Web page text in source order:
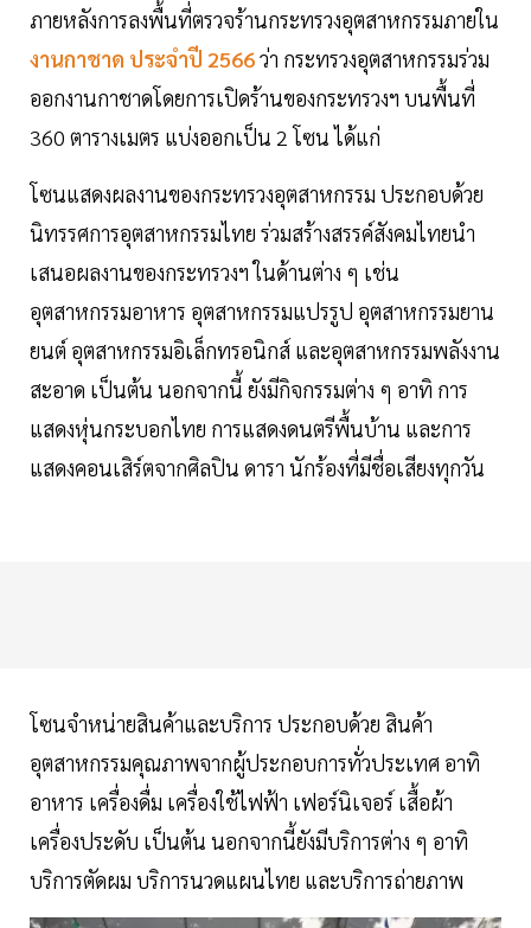
ภายหลังการลงพื้นที่ตรวจร้านกระทรวงอุตสาหกรรมภายใน
งานกาชาด ประจำปี 2566ว่า กระทรวงอุตสาหกรรมร่วม
ออกงานกาชาดโดยการเปิดร้านของกระทรวงฯ บนพื้นที่
360 ตารางเมตร แบ่งออกเป็น 2 โซน ได้แก่
โซนแสดงผลงานของกระทรวงอุตสาหกรรม ประกอบด้วย
นิทรรศการอุตสาหกรรมไทย ร่วมสร้างสรรค์สังคมไทยนำ
เสนอผลงานของกระทรวงฯ ในด้านต่าง ๆ เช่น
อุตสาหกรรมอาหาร อุตสาหกรรมแปรรูป อุตสาหกรรมยาน
ยนต์ อุตสาหกรรมอิเล็กทรอนิกส์ และอุตสาหกรรมพลังงาน
สะอาด เป็นต้น นอกจากนี้ ยังมีกิจกรรมต่าง ๆ อาทิ การ
แสดงหุ่นกระบอกไทย การแสดงดนตรีพื้นบ้าน และการ
แสดงคอนเสิร์ตจากศิลปิน ดารา นักร้องที่มีชื่อเสียงทุกวัน
โซนจำหน่ายสินค้าและบริการ ประกอบด้วย สินค้า
อุตสาหกรรมคุณภาพจากผู้ประกอบการทั่วประเทศ อาทิ
อาหาร เครื่องดื่ม เครื่องใช้ไฟฟ้า เฟอร์นิเจอร์ เสื้อผ้า
เครื่องประดับ เป็นต้น นอกจากนี้ยังมีบริการต่าง ๆ อาทิ
บริการตัดผม บริการนวดแผนไทย และบริการถ่ายภาพ